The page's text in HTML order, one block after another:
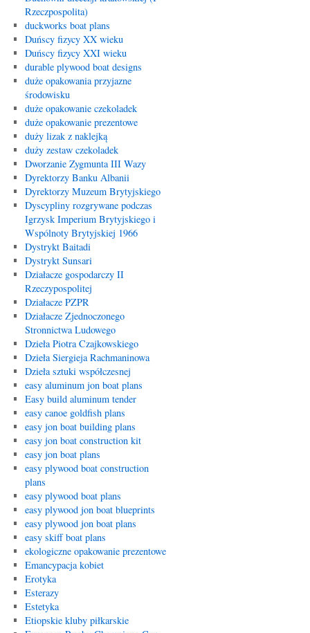
Rzeczpospolita)
duckworks boat plans
Duńscy fizycy XX wieku
Duńscy fizycy XXI wieku
durable plywood boat designs
duże opakowania przyjazne
środowisku
duże opakowanie czekoladek
duże opakowanie prezentowe
duży lizak z naklejką
duży zestaw czekoladek
Dworzanie Zygmunta III Wazy
Dyrektorzy Banku Albanii
Dyrektorzy Muzeum Brytyjskiego
Dyscypliny rozgrywane podczas
Igrzysk Imperium Brytyjskiego i
Wspólnoty Brytyjskiej 1966
Dystrykt Baitadi
Dystrykt Sunsari
Działacze gospodarczy II
Rzeczypospolitej
Działacze PZPR
Działacze Zjednoczonego
Stronnictwa Ludowego
Dzieła Piotra Czajkowskiego
Dzieła Siergieja Rachmaninowa
Dzieła sztuki współczesnej
easy aluminum jon boat plans
Easy build aluminum tender
easy canoe goldfish plans
easy jon boat building plans
easy jon boat construction kit
easy jon boat plans
easy plywood boat construction
plans
easy plywood boat plans
easy plywood jon boat blueprints
easy plywood jon boat plans
easy skiff boat plans
ekologiczne opakowanie prezentowe
Emancypacja kobiet
Erotyka
Esterazy
Estetyka
Etiopskie kluby piłkarskie